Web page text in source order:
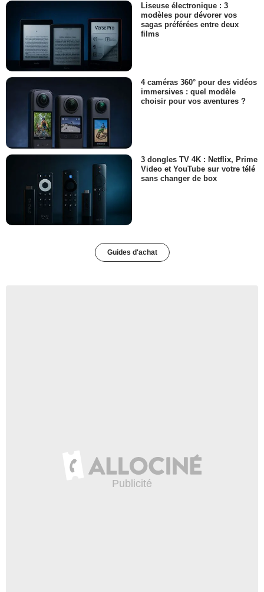
Liseuse électronique : 3
modèles pour dévorer vos
sagas préférées entre deux
films
4 caméras 360° pour des vidéos
immersives : quel modèle
choisir pour vos aventures ?
3 dongles TV 4K : Netflix, Prime
Video et YouTube sur votre télé
sans changer de box
Guides d'achat